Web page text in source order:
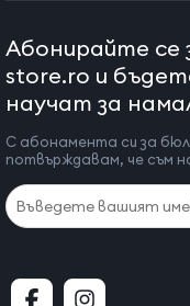
Абонирайте се
store.ro и
научат за
С абонамента си за
потвърждавам, че съм